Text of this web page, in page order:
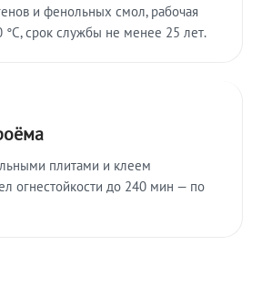
и фенольных смол, рабочая
°C, срок службы не менее 25 лет.
плитами и клеем
огнестойкости до 240 мин — по